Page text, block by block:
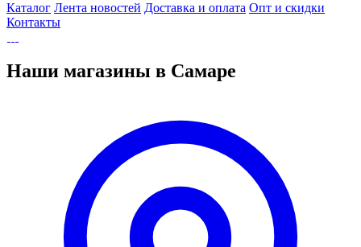
Каталог Лента новостей Доставка и оплата Опт и скидки
Контакты
Наши магазины в Самаре